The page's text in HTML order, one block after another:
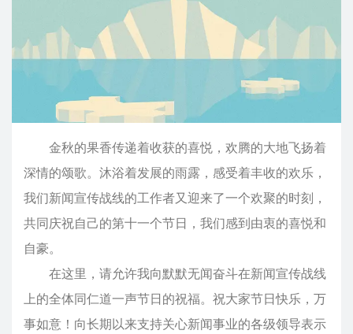
金秋的果香传递着收获的喜悦，欢腾的大地飞扬着
深情的颂歌。沐浴着发展的雨露，感受着丰收的欢乐，
我们新闻宣传战线的工作者又迎来了一个欢聚的时刻，
共同庆祝自己的第十一个节日，我们感到由衷的喜悦和
自豪。
在这里，请允许我向默默无闻奋斗在新闻宣传战线
上的全体同仁道一声节日的祝福。祝大家节日快乐，万
事如意！向长期以来支持关心新闻事业的各级领导表示